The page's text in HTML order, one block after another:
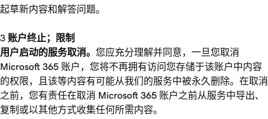
起草新内容和解答问题。
账户终止；限制
用户启动的服务取消。 您应充分理解并同意，一旦您取消
Microsoft 365 账户，您将不再拥有访问您存储于该账户中内容
的权限，且该等内容有可能从我们的服务中被永久删除。在取消
之前，您有责任在取消 Microsoft 365 账户之前从服务中导出、
复制或以其他方式收集任何所需内容。